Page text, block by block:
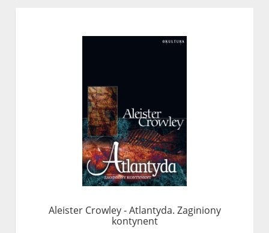
Aleister Crowley - Atlantyda. Zaginiony
kontynent